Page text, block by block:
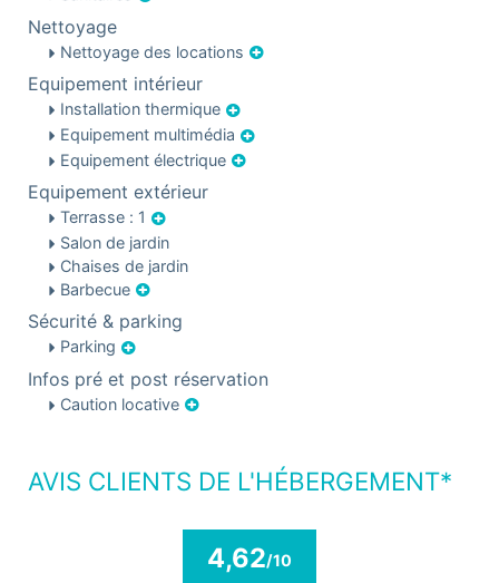
Nettoyage
Nettoyage des locations
Equipement intérieur
Installation thermique
Equipement multimédia
Equipement électrique
Equipement extérieur
Terrasse : 1
Salon de jardin
Chaises de jardin
Barbecue
Sécurité & parking
Parking
Infos pré et post réservation
Caution locative
AVIS CLIENTS DE L'HÉBERGEMENT*
4,62/10